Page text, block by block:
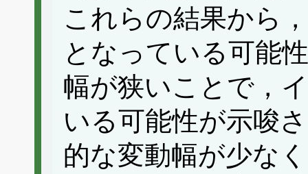
これらの結果から
となっている可能
幅が狭いことで，
いる可能性が示唆
的な変動幅が少な